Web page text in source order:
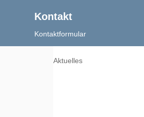
Aktuelles
Kontakt
Kontaktformular